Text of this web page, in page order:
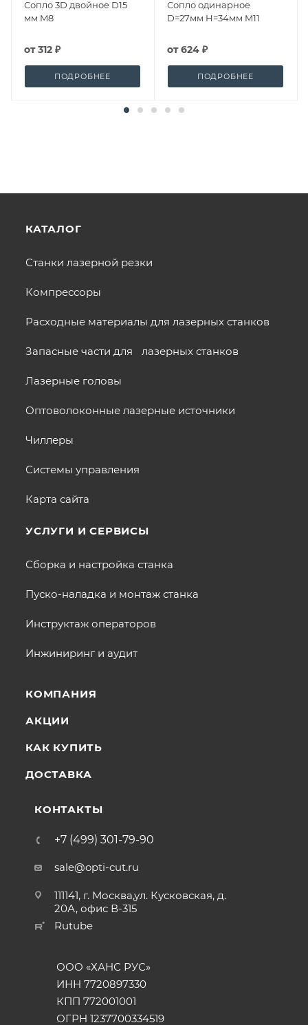
Сопло 3D двойное D15
мм M8
от312 ₽
ПОДРОБНЕЕ
Сопло одинарное
D=27мм H=34мм M11
от624 ₽
ПОДРОБНЕЕ
КАТАЛОГ
Станки лазерной резки
Компрессоры
Расходные материалы для лазерных станков
Запасные части для лазерных станков
Лазерные головы
Оптоволоконные лазерные источники
Чиллеры
Системы управления
Карта сайта
УСЛУГИ И СЕРВИСЫ
Сборка и настройка станка
Пуско-наладка и монтаж станка
Инструктаж операторов
Инжиниринг и аудит
КОМПАНИЯ
АКЦИИ
КАК КУПИТЬ
ДОСТАВКА
КОНТАКТЫ
+7 (499) 301-79-90
sale@opti-cut.ru
111141, г. Москва,ул. Кусковская, д.
20А, офис В-315
Rutube
ООО «ХАНС РУС»
ИНН 7720897330
КПП 772001001
ОГРН 1237700334519